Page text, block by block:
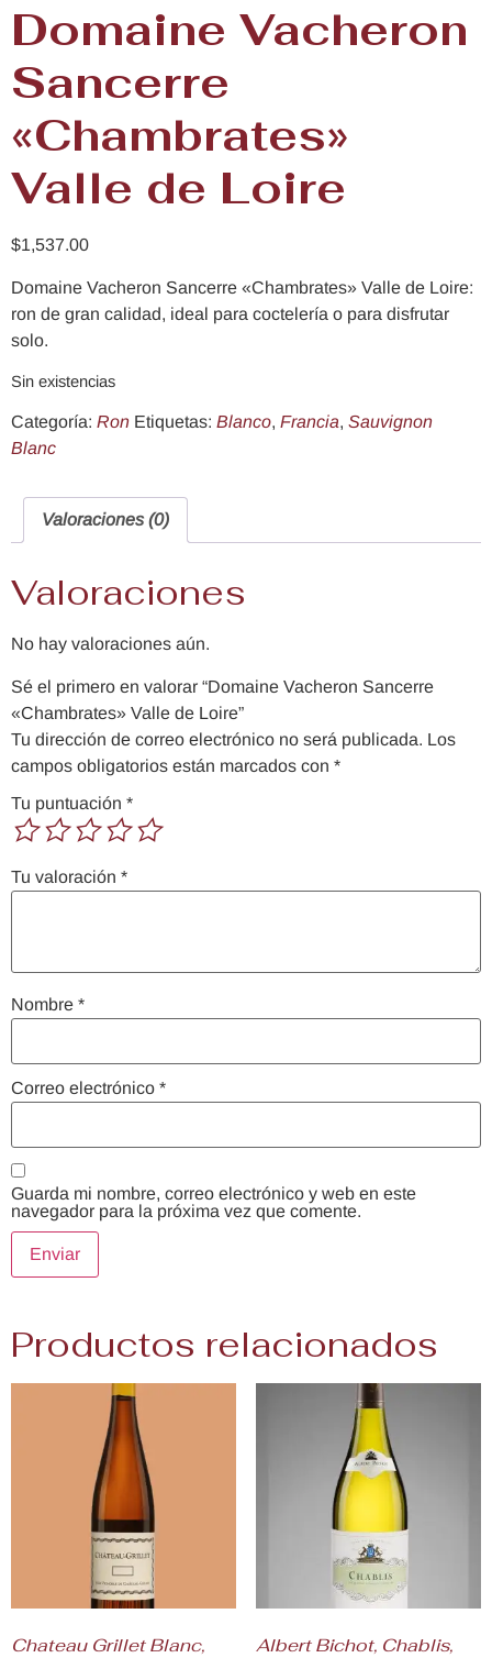
Domaine Vacheron
Sancerre
«Chambrates»
Valle de Loire
$1,537.00
Domaine Vacheron Sancerre «Chambrates» Valle de Loire:
ron de gran calidad, ideal para coctelería o para disfrutar
solo.
Sin existencias
Categoría: Ron Etiquetas: Blanco, Francia, Sauvignon
Blanc
Valoraciones (0)
Valoraciones
No hay valoraciones aún.
Sé el primero en valorar “Domaine Vacheron Sancerre
«Chambrates» Valle de Loire”
Tu dirección de correo electrónico no será publicada. Los
campos obligatorios están marcados con *
Tu puntuación *
Tu valoración *
Nombre *
Correo electrónico *
Guarda mi nombre, correo electrónico y web en este
navegador para la próxima vez que comente.
Productos relacionados
Chateau Grillet Blanc,
Albert Bichot, Chablis,